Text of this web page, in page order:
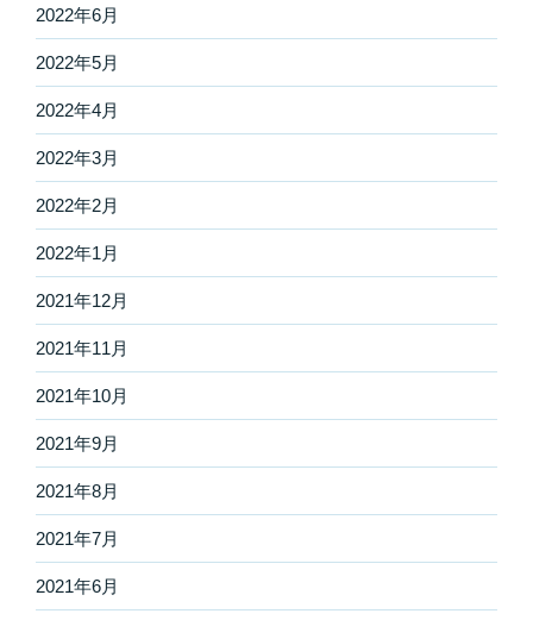
2022年6月
2022年5月
2022年4月
2022年3月
2022年2月
2022年1月
2021年12月
2021年11月
2021年10月
2021年9月
2021年8月
2021年7月
2021年6月